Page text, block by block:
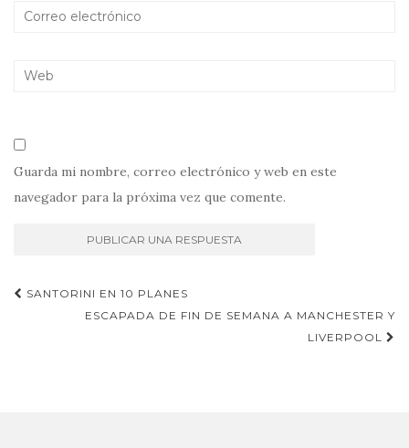
Guarda mi nombre, correo electrónico y web en este
navegador para la próxima vez que comente.
Navegación
SANTORINI EN 10 PLANES
ESCAPADA DE FIN DE SEMANA A MANCHESTER Y
LIVERPOOL